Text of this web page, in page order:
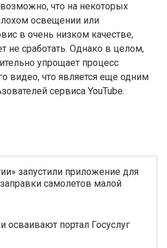
что на некоторых
освещении или
в очень низком качестве,
не сработать. Однако в целом,
упрощает процесс
видео, что является еще одним
сервиса YouTube.
запустили приложение для
самолетов малой
портал Госуслуг